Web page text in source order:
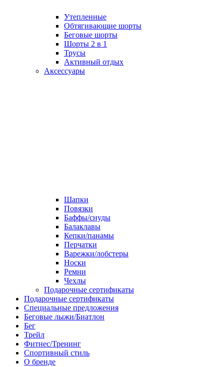
Утепленные
Обтягивающие шорты
Беговые шорты
Шорты 2 в 1
Трусы
Активный отдых
Аксессуары
Шапки
Повязки
Баффы/снуды
Балаклавы
Кепки/панамы
Перчатки
Варежки/лобстеры
Носки
Ремни
Чехлы
Подарочные сертификаты
Подарочные сертификаты
Специальные предложения
Беговые лыжи/Биатлон
Бег
Трейл
Фитнес/Тренинг
Спортивный стиль
О бренде